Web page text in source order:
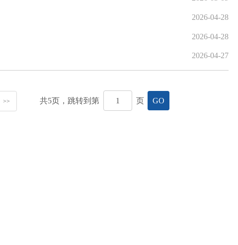
2026-04-28
2026-04-28
2026-04-27
>> 共5页，跳转到第 页 GO